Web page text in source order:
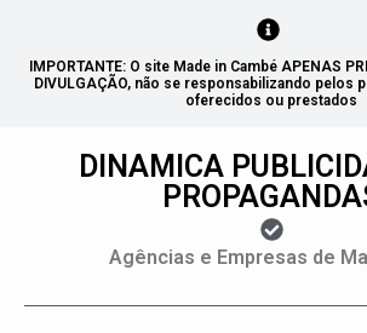
IMPORTANTE: O site Made in Cambé APENAS
DIVULGAÇÃO, não se responsabilizando
oferecidos ou prestados
DINAMICA
Agências e Empresas de